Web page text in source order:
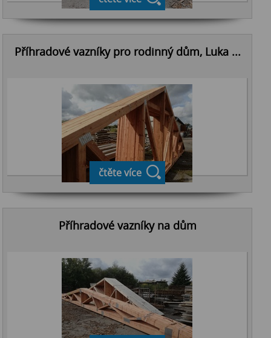
Příhradové vazníky pro rodinný dům, Luka ...
čtěte více
Příhradové vazníky na dům